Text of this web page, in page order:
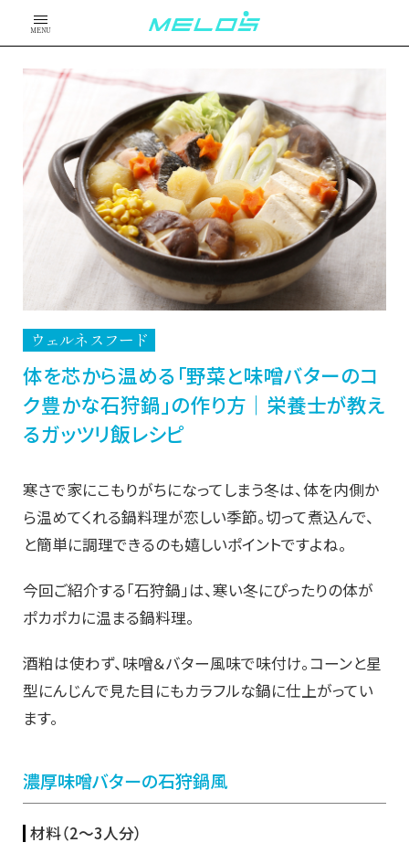
MENU
ウェルネスフード
体を芯から温める「野菜と味噌バターのコ
ク豊かな石狩鍋」の作り方｜栄養士が教え
るガッツリ飯レシピ
寒さで家にこもりがちになってしまう冬は、体を内側か
ら温めてくれる鍋料理が恋しい季節。切って煮込んで、
と簡単に調理できるのも嬉しいポイントですよね。
今回ご紹介する「石狩鍋」は、寒い冬にぴったりの体が
ポカポカに温まる鍋料理。
酒粕は使わず、味噌＆バター風味で味付け。コーンと星
型にんじんで見た目にもカラフルな鍋に仕上がってい
ます。
濃厚味噌バターの石狩鍋風
材料（2〜3人分）